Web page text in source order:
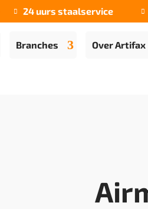
 24 uurs staalservice 
Branches Over Artifax